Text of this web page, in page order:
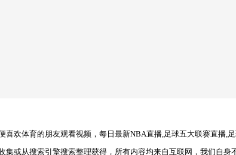
喜欢体育的朋友观看视频，每日最新NBA直播,足球五大联赛直播,
集或从搜索引擎搜索整理获得，所有内容均来自互联网，我们自